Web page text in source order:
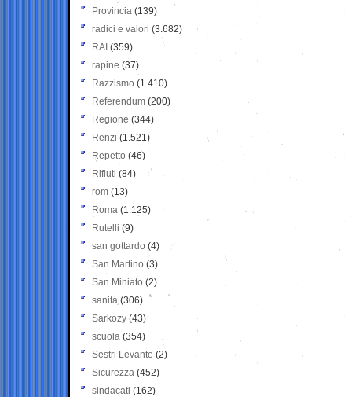
Provincia (139)
radici e valori (3.682)
RAI (359)
rapine (37)
Razzismo (1.410)
Referendum (200)
Regione (344)
Renzi (1.521)
Repetto (46)
Rifiuti (84)
rom (13)
Roma (1.125)
Rutelli (9)
san gottardo (4)
San Martino (3)
San Miniato (2)
sanità (306)
Sarkozy (43)
scuola (354)
Sestri Levante (2)
Sicurezza (452)
sindacati (162)